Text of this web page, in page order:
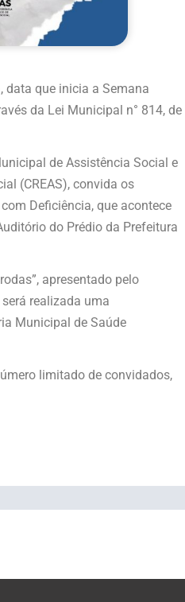
data que inicia a Semana
da Lei Municipal n° 814, de
de Assistência Social e
(CREAS), convida os
Deficiência, que acontece
do Prédio da Prefeitura
apresentado pelo
realizada uma
Municipal de Saúde
limitado de convidados,